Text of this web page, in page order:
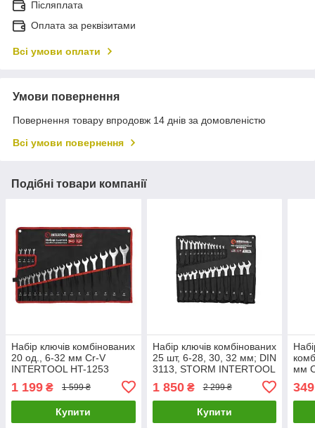
Післяплата
Оплата за реквізитами
Всі умови оплати
Умови повернення
Повернення товару впродовж 14 днів за домовленістю
Всі умови повернення
Подібні товари компанії
Набір ключів комбінованих
20 од., 6-32 мм Cr-V
INTERTOOL HT-1253
1 199 ₴ 1 599 ₴
Купити
Набір ключів комбінованих
25 шт, 6-28, 30, 32 мм; DIN
3113, STORM INTERTOOL
1 850₴ 2 299 ₴
Купити
мм
349